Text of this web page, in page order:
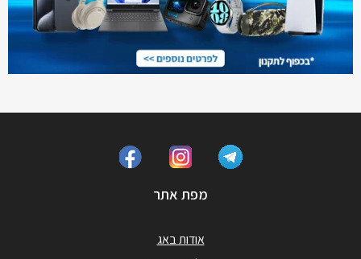
מפת אתר
אודות באג